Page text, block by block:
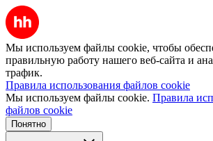
Мы используем файлы cookie, чтобы
правильную работу нашего веб-сайта и
трафик.
Правила использования файлов cookie
Мы используем файлы cookie. Правила
файлов cookie
Понятно